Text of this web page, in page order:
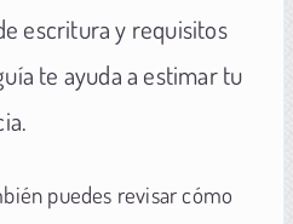
escritura y requisitos
te ayuda a estimar tu
puedes revisar cómo